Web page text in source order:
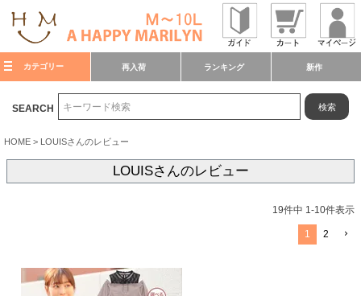
カテゴリー 再入荷 ランキング 新作
SEARCH 検索
HOME LOUISさんのレビュー
LOUISさんのレビュー
19件中 1-10件表示
1 2